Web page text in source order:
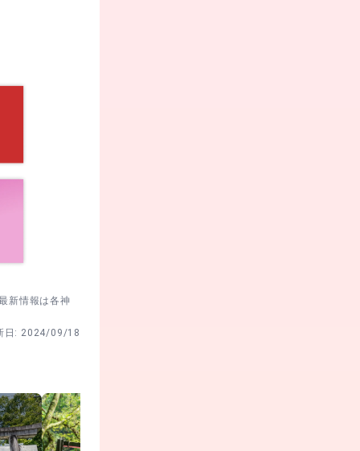
ルートから
す。混雑時
新情報は各神
日: 2024/09/18